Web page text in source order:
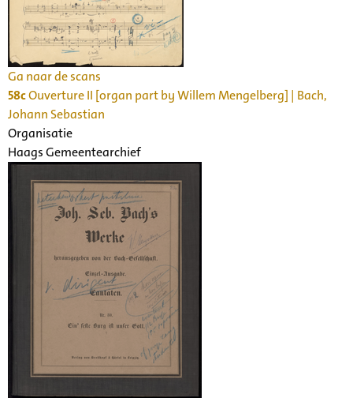
Ga naar de scans
58cOuverture II [organ part by Willem Mengelberg] | Bach,
Johann Sebastian
Organisatie
Haags Gemeentearchief